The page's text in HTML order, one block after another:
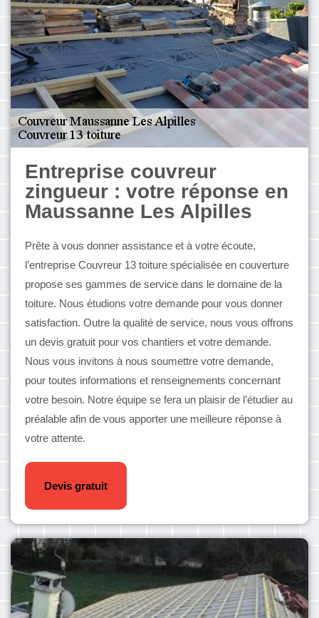
Entreprise couvreur
zingueur : votre réponse en
Maussanne Les Alpilles
Prête à vous donner assistance et à votre écoute,
l’entreprise Couvreur 13 toiture spécialisée en couverture
propose ses gammes de service dans le domaine de la
toiture. Nous étudions votre demande pour vous donner
satisfaction. Outre la qualité de service, nous vous offrons
un devis gratuit pour vos chantiers et votre demande.
Nous vous invitons à nous soumettre votre demande,
pour toutes informations et renseignements concernant
votre besoin. Notre équipe se fera un plaisir de l’étudier au
préalable afin de vous apporter une meilleure réponse à
votre attente.
Devis gratuit